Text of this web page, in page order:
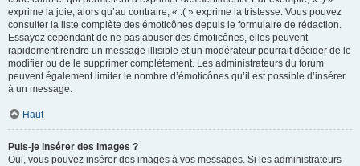
exprime la joie, alors qu’au contraire, « :( » exprime la tristesse. Vous pouvez
consulter la liste complète des émoticônes depuis le formulaire de rédaction.
Essayez cependant de ne pas abuser des émoticônes, elles peuvent
rapidement rendre un message illisible et un modérateur pourrait décider de le
modifier ou de le supprimer complètement. Les administrateurs du forum
peuvent également limiter le nombre d’émoticônes qu’il est possible d’insérer
à un message.
Haut
Puis-je insérer des images ?
Oui, vous pouvez insérer des images à vos messages. Si les administrateurs